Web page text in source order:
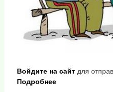
Войдите на сайт для
Подробнее